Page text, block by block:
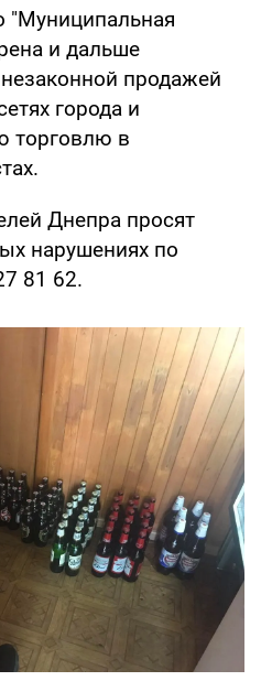
"Муниципальная
и дальше
продажей
города и
торговлю в
Днепра просят
нарушениях по
81 62.